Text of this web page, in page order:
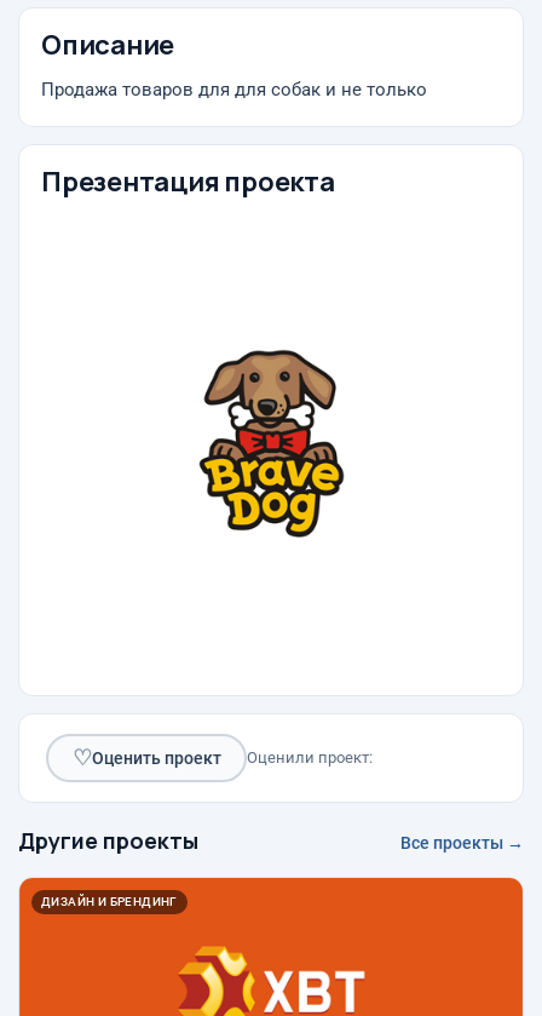
Описание
Продажа товаров для для собак и не только
Презентация проекта
♡Оценить проект Оценили проект:
Другие проекты Все проекты →
ДИЗАЙН И БРЕНДИНГ